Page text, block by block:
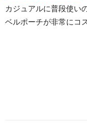
カジュアルに普段使い
ベルポーチが非常にコ